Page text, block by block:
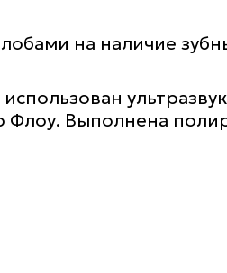
на наличие
Выполнена